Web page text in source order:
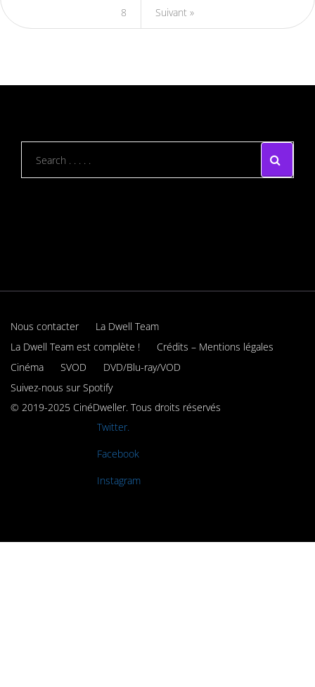
8 Suivant »
Nous contacter
La Dwell Team
La Dwell Team est complète !
Crédits – Mentions légales
Cinéma
SVOD
DVD/Blu-ray/VOD
Suivez-nous sur Spotify
© 2019-2025 CinéDweller. Tous droits réservés
Twitter.
Facebook
Instagram